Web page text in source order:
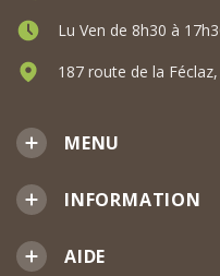
MENU
INFORMATION
AIDE
Lu Ven de 8h30 à
187 route de la